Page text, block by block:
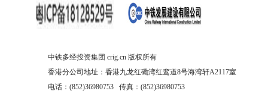
中铁多经投资集团 crig.cn 版权所有
香港分公司地址：香港九龙红磡湾红鸾道8号海湾轩A2117室
电话：(852)36980753 传真：(852)36980753